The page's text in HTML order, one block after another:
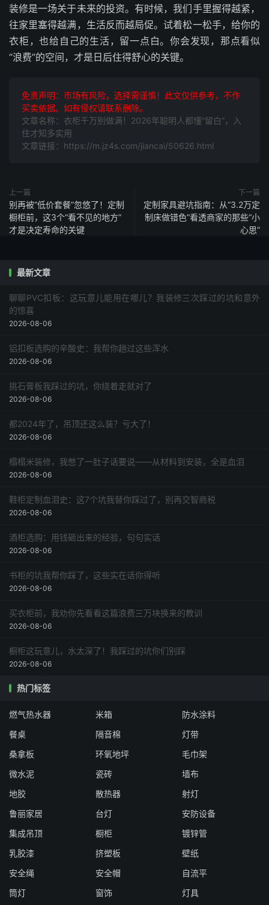
装修是一场关于未来的投资。有时候，我们手里握得越紧，
往家里塞得越满，生活反而越局促。试着松一松手，给你的
衣柜，也给自己的生活，留一点白。你会发现，那点看似
“浪费”的空间，才是日后住得舒心的关键。
免责声明：市场有风险，选择需谨慎！此文仅供参考，不作
买卖依据。如有侵权请联系删除。
文章名称：衣柜千万别做满！2026年聪明人都懂“留白”，入
住才知多实用
文章链接：https://m.jz4s.com/jiancai/50626.html
上一篇
别再被“低价套餐”忽悠了！定制
橱柜前，这3个“看不见的地方”
才是决定寿命的关键
下一篇
定制家具避坑指南：从“3.2万定
制床做错色”看透商家的那些“小
心思”
最新文章
聊聊PVC扣板：这玩意儿能用在哪儿？我装修三次踩过的坑和意外
的惊喜
2026-08-06
铝扣板选购的辛酸史：我帮你趟过这些浑水
2026-08-06
挑石膏板我踩过的坑，你绕着走就对了
2026-08-06
都2024年了，吊顶还这么装？亏大了！
2026-08-06
榻榻米装修，我憋了一肚子话要说——从材料到安装，全是血泪
2026-08-06
鞋柜定制血泪史：这7个坑我替你踩过了，别再交智商税
2026-08-06
酒柜选购：用钱砸出来的经验，句句实话
2026-08-06
书柜的坑我帮你踩了，这些实在话你得听
2026-08-06
买衣柜前，我劝你先看看这篇浪费三万块换来的教训
2026-08-06
橱柜这玩意儿，水太深了！我踩过的坑你们别踩
2026-08-06
热门标签
燃气热水器 米箱
防水涂料
餐桌
隔音棉
灯带
桑拿板
环氧地坪
毛巾架
微水泥
瓷砖
墙布
地胶
散热器
射灯
鲁丽家居
台灯
安防设备
集成吊顶
橱柜
镀锌管
乳胶漆
挤塑板
壁纸
安全绳
安全帽
自流平
筒灯
窗饰 灯具